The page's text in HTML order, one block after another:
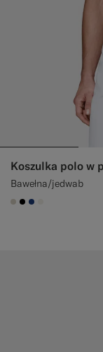
Koszulka polo w
Bawełna/jedwab
#D7D1C3
#000000
#1C3D7A